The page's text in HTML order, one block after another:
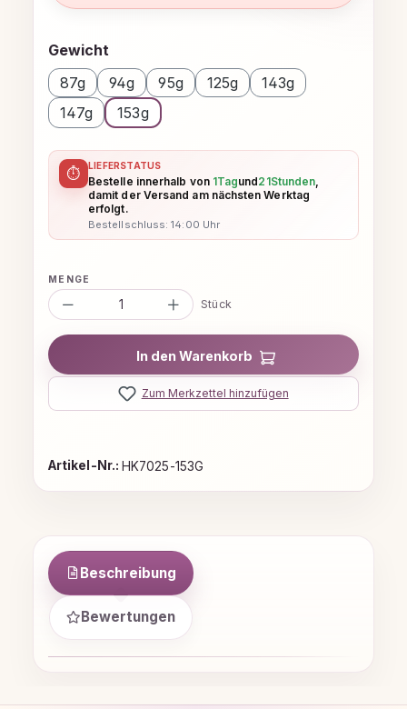
Gewicht
87g
94g 95g 125g
143g
147g
153g
⏱ LIEFERSTATUS
Bestelle innerhalb von 1Tagund21Stunden
damit der Versand am nächsten Werktag
erfolgt.
Bestellschluss: 14:00 Uhr
Produkt Anzahl: Gib den
Stück
In den Warenkorb
Zum Merkzettel hinzufügen
Artikel-Nr.:HK7025-153G
Beschreibung
Bewertungen